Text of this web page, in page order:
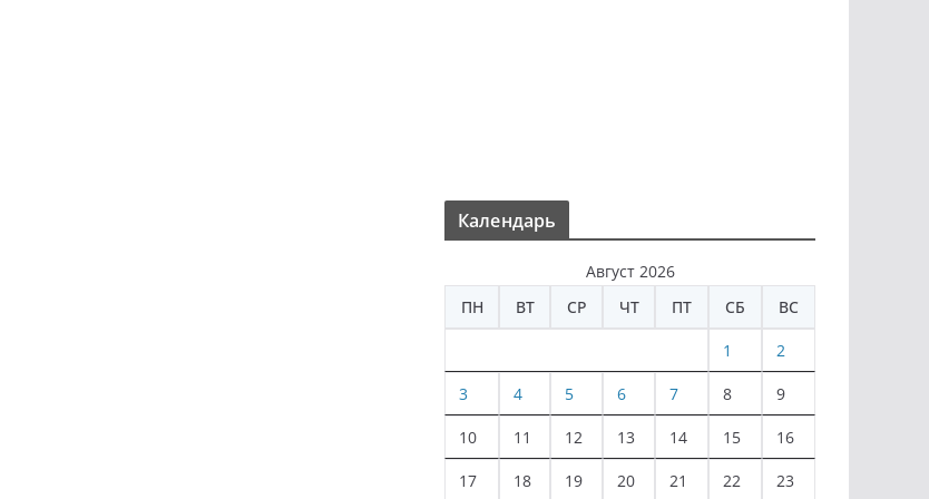
Календарь
Август 2026
ПН
ВТ СР ЧТ ПТ СБ ВС
1 2
3 4 5 6 7 8 9
10 11 12 13 14 15 16
17 18 19 20 21 22 23